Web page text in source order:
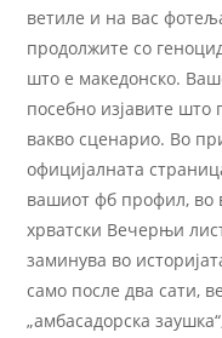
ветиле и на вас
продолжите со
што е македонско.
посебно изјавите што
вакво сценарио. Во
официјалната
вашиот фб профил, во
хрватски Вечерњи
заминува во
само после два сати,
„амбасадорска